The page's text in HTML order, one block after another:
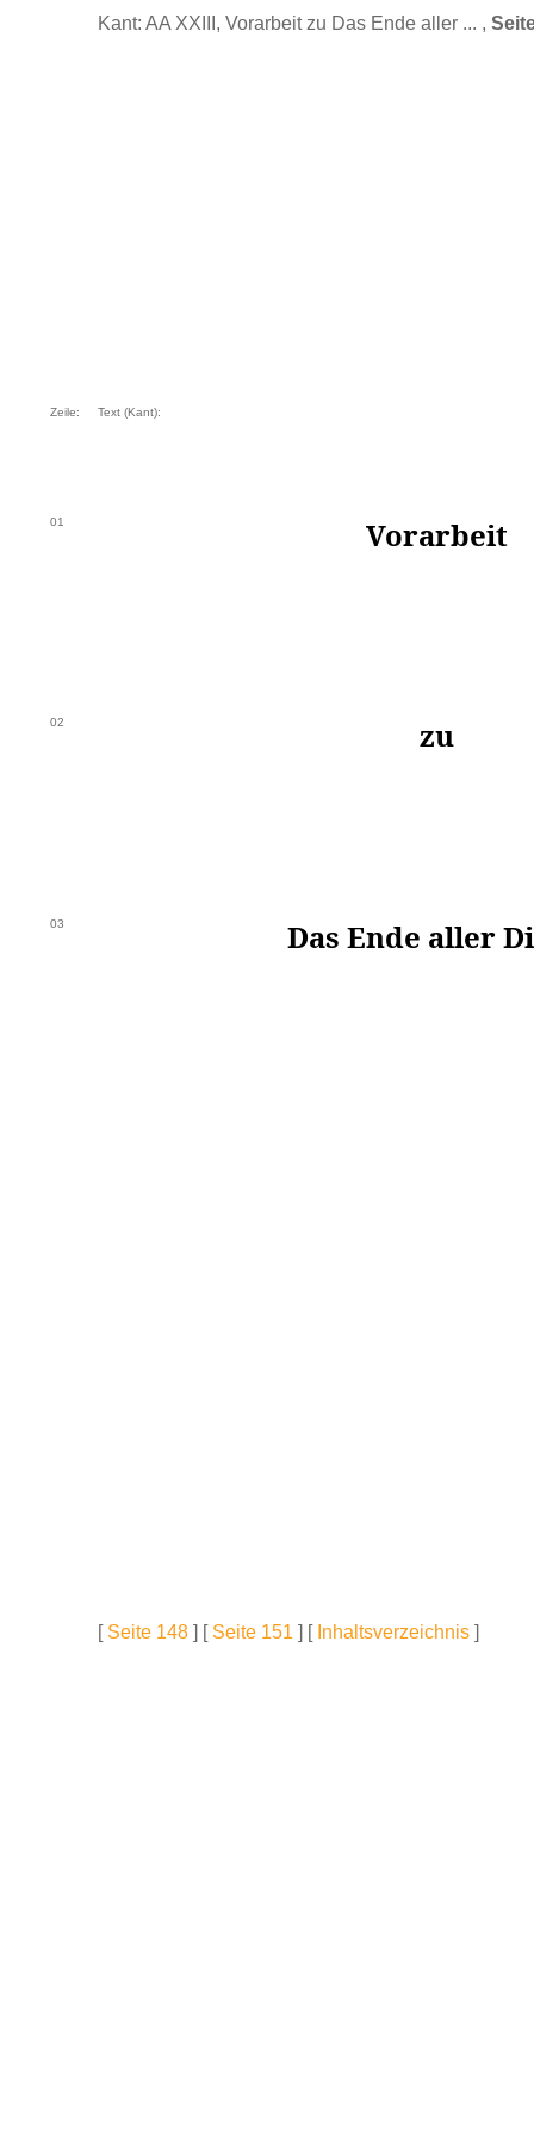
Kant: AA XXIII, Vorarbeit zu Das Ende aller ... ,
Zeile: Text (Kant):
01 Vorarbeit
02 zu
03 Das Ende aller
[ Seite 148 ] [ Seite 151 ] [ Inhaltsverzeichnis ]